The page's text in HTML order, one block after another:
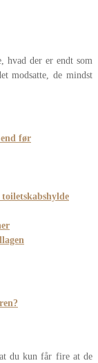
hvad der er endt som
modsatte, de mindst
før
du kun får fire at de